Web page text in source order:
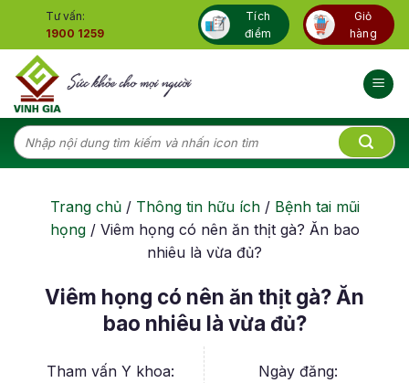
content
Tư vấn:
1900 1259
Tích
điểm
Giỏ
hàng
Tìm
kiếm:
Trang chủ/ Thông tin hữu ích/ Bệnh tai mũi
họng/ Viêm họng có nên ăn thịt gà? Ăn bao
nhiêu là vừa đủ?
Viêm họng có nên ăn thịt gà? Ăn
bao nhiêu là vừa đủ?
Tham vấn Y khoa:
Ngày đăng: